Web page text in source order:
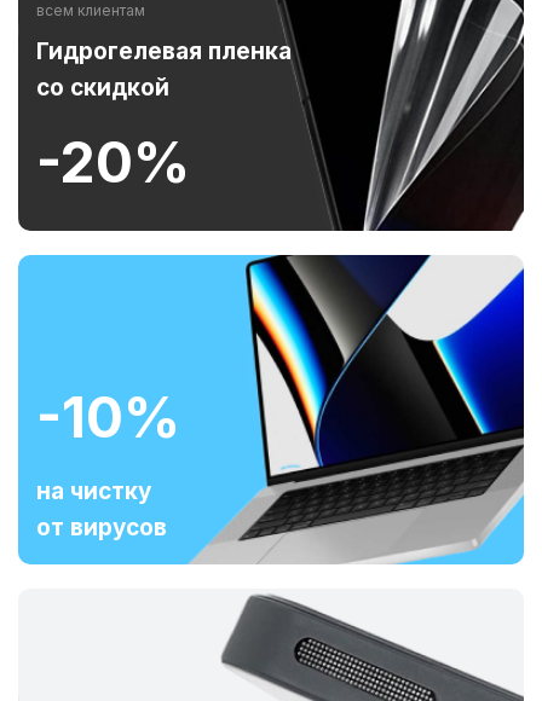
всем клиентам
Гидрогелевая пленка
со скидкой
-20%
-10%
на чистку
от вирусов